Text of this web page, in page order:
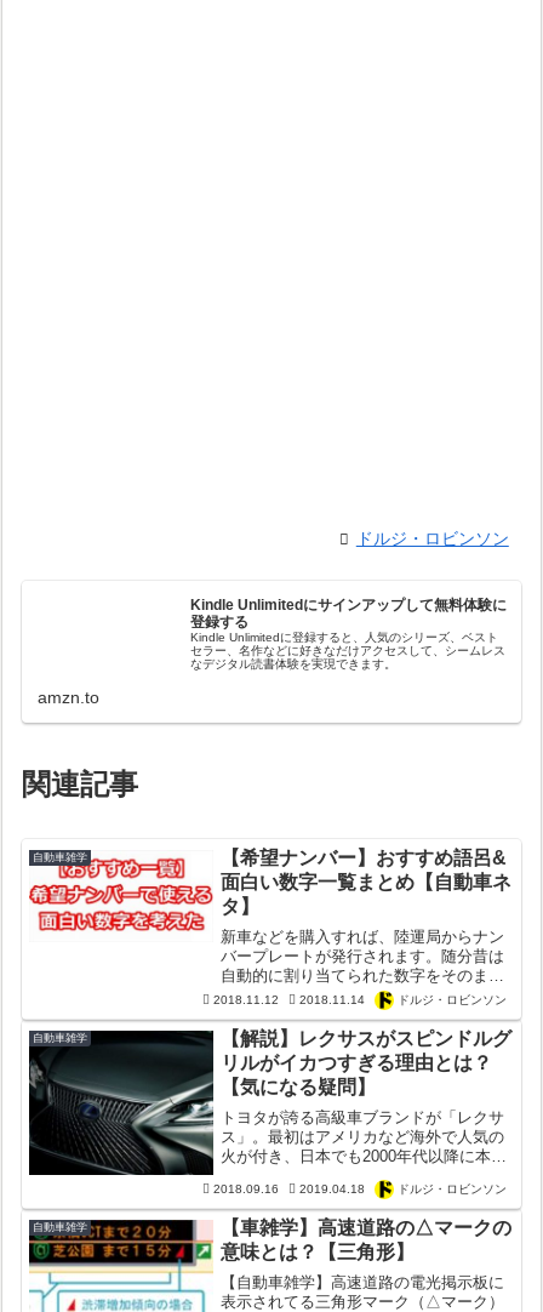
ドルジ・ロビンソン
Kindle Unlimitedにサインアップして無料体験に
登録する
Kindle Unlimitedに登録すると、人気のシリーズ、ベスト
セラー、名作などに好きなだけアクセスして、シームレス
なデジタル読書体験を実現できます。
amzn.to
関連記事
自動車雑学
【希望ナンバー】おすすめ語呂&
面白い数字一覧まとめ【自動車ネ
タ】
新車などを購入すれば、陸運局からナン
バープレートが発行されます。随分昔は
自動的に割り当てられた数字をそのまま
使用していましたが、20年ほど前からド
ライバーが自由に「四桁の数字」を選べ
るようになりました。そこで今回カーギ
ークでは「希望ナンバー...
2018.11.12 2018.11.14 ドルジ・ロビンソン
自動車雑学
【解説】レクサスがスピンドルグ
リルがイカつすぎる理由とは？
【気になる疑問】
トヨタが誇る高級車ブランドが「レクサ
ス」。最初はアメリカなど海外で人気の
火が付き、日本でも2000年代以降に本格
入やテコ入れを毎年のように行っており
ます。レクサス新型ISフルモデルチェン
ジ最新情報やレクサ...
2018.09.16 2019.04.18 ドルジ・ロビンソン
自動車雑学
【車雑学】高速道路の△マークの
意味とは？【三角形】
【自動車雑学】高速道路の電光掲示板に
表示されてる三角形マーク（△マーク）